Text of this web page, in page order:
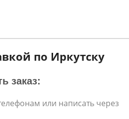
по Иркутску
заказ:
или написать через